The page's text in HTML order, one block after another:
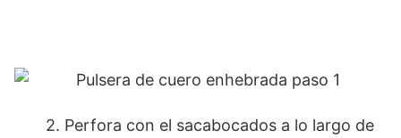
2. Perfora con el sacabocados a lo largo de